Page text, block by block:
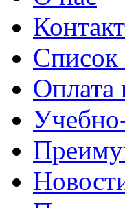
Список
Оплата